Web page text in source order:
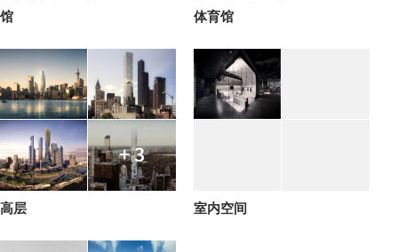
馆 体育馆
+ 3
高层 室内空间